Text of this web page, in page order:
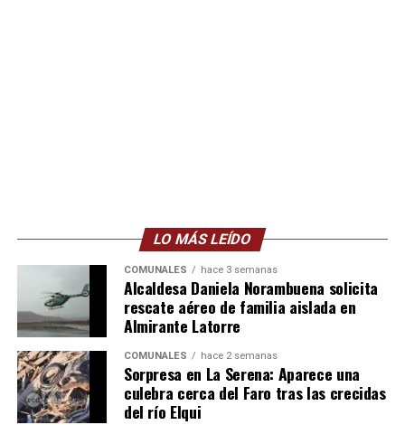
LO MÁS LEÍDO
COMUNALES hace 3 semanas
Alcaldesa Daniela Norambuena solicita
rescate aéreo de familia aislada en
Almirante Latorre
COMUNALES hace 2 semanas
Sorpresa en La Serena: Aparece una
culebra cerca del Faro tras las crecidas
del río Elqui